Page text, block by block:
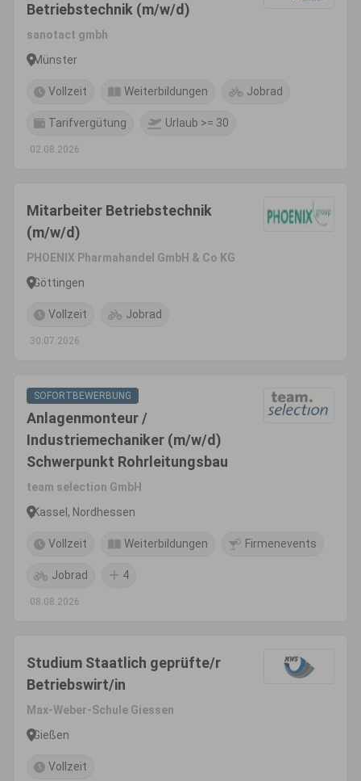
Betriebstechnik (m/w/d)
sanotact gmbh
Münster
Vollzeit Weiterbildungen Jobrad
Tarifvergütung Urlaub >= 30
02.08.2026
Mitarbeiter Betriebstechnik
(m/w/d)
PHOENIX Pharmahandel GmbH & Co KG
Göttingen
Vollzeit Jobrad
30.07.2026
SOFORTBEWERBUNG
Anlagenmonteur /
Industriemechaniker (m/w/d)
Schwerpunkt Rohrleitungsbau
team selection GmbH
Kassel, Nordhessen
Vollzeit Weiterbildungen Firmenevents
Jobrad 4
08.08.2026
Studium Staatlich geprüfte/r
Betriebswirt/in
Max-Weber-Schule Giessen
Gießen
Vollzeit